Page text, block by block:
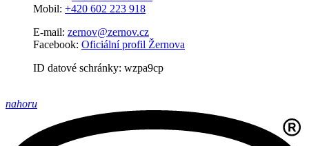
Mobil: +420 602 223 918
E-mail: zernov@zernov.cz
Facebook: Oficiální profil Žernova
ID datové schránky: wzpa9cp
nahoru